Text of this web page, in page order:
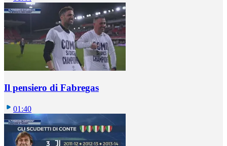
Il pensiero di Fabregas
01:40